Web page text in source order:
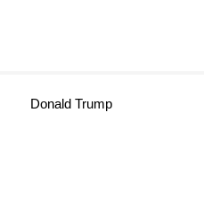
Donald Trump